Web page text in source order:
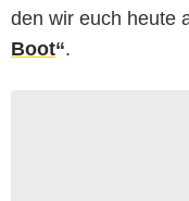
den wir euch heute
Boot“.